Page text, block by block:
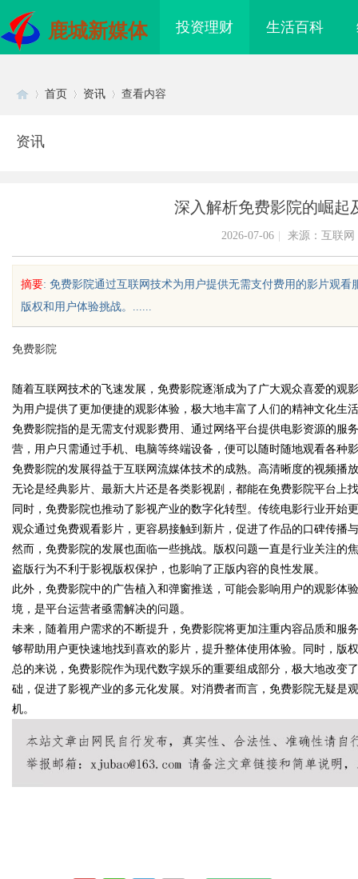
鹿城新媒体 投资理财 生活百科
uz
!
首页 资讯 查看内容
资讯
深入解析免费影院的崛起
2026-07-06 来源：互联网
摘要: 免费影院通过互联网技术为用户提供无需支付费用的影片观
版权和用户体验挑战。......
免费影院
随着互联网技术的飞速发展，免费影院逐渐成为了广大观众喜爱的观
为用户提供了更加便捷的观影体验，极大地丰富了人们的精神文化生
免费影院指的是无需支付观影费用、通过网络平台提供电影资源的服
营，用户只需通过手机、电脑等终端设备，便可以随时随地观看各种
免费影院的发展得益于互联网流媒体技术的成熟。高清晰度的视频播
无论是经典影片、最新大片还是各类影视剧，都能在免费影院平台上
同时，免费影院也推动了影视产业的数字化转型。传统电影行业开
观众通过免费观看影片，更容易接触到新片，促进了作品的口碑传播
然而，免费影院的发展也面临一些挑战。版权问题一直是行业关注的
盗版行为不利于影视版权保护，也影响了正版内容的良性发展。
此外，免费影院中的广告植入和弹窗推送，可能会影响用户的观影体
境，是平台运营者亟需解决的问题。
未来，随着用户需求的不断提升，免费影院将更加注重内容品质和服
够帮助用户更快速地找到喜欢的影片，提升整体使用体验。同时，版
总的来说，免费影院作为现代数字娱乐的重要组成部分，极大地改变
础，促进了影视产业的多元化发展。对消费者而言，免费影院无疑是
机。
配眼镜
发体系全解析